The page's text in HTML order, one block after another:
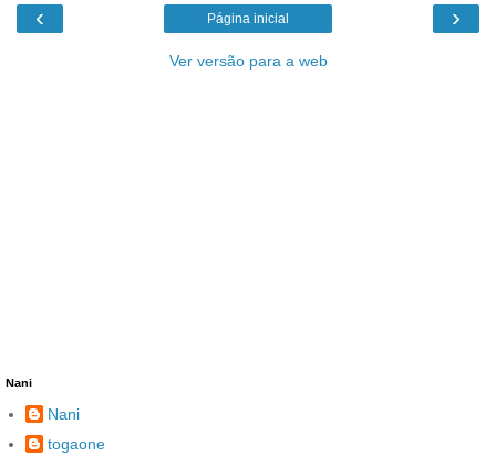
‹ ›
Página inicial
Ver versão para a web
Nani
Nani
togaone